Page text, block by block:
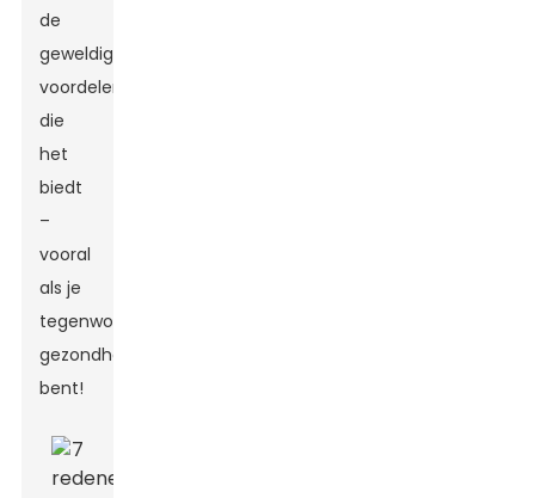
de
geweldige
voordelen
die
het
biedt
–
vooral
als je
tegenwoordig
gezondheidsbewust
bent!